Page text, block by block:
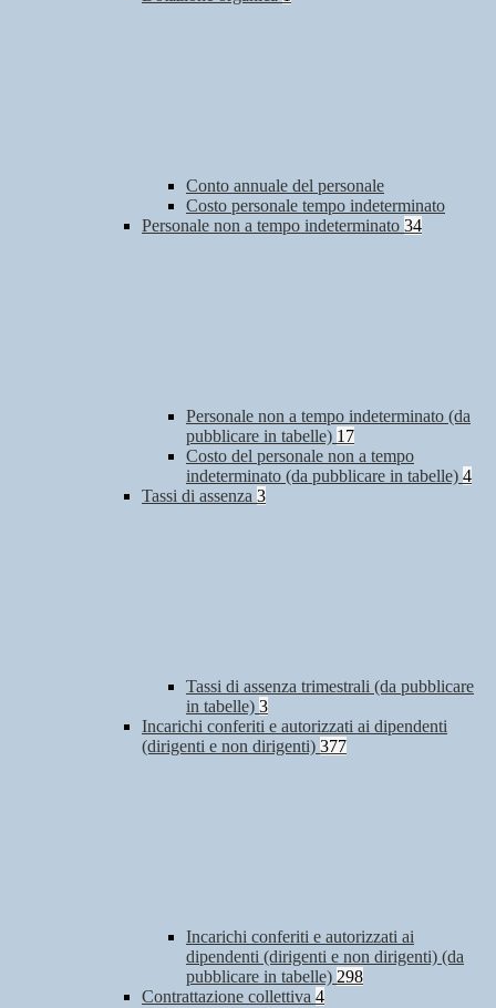
Conto annuale del personale
Costo personale tempo indeterminato
Personale non a tempo indeterminato 34
Personale non a tempo indeterminato (da
pubblicare in tabelle) 17
Costo del personale non a tempo
indeterminato (da pubblicare in tabelle) 4
Tassi di assenza 3
Tassi di assenza trimestrali (da pubblicare
in tabelle) 3
Incarichi conferiti e autorizzati ai dipendenti
(dirigenti e non dirigenti) 377
Incarichi conferiti e autorizzati ai
dipendenti (dirigenti e non dirigenti) (da
pubblicare in tabelle) 298
Contrattazione collettiva 4